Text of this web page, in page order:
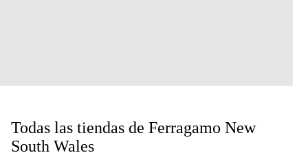
Todas las tiendas de Ferragamo New
South Wales